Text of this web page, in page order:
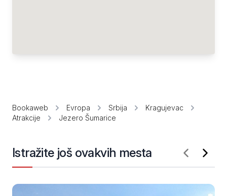
Bookaweb Evropa Srbija
Kragujevac
Atrakcije
Jezero Šumarice
Istražite još ovakvih mesta